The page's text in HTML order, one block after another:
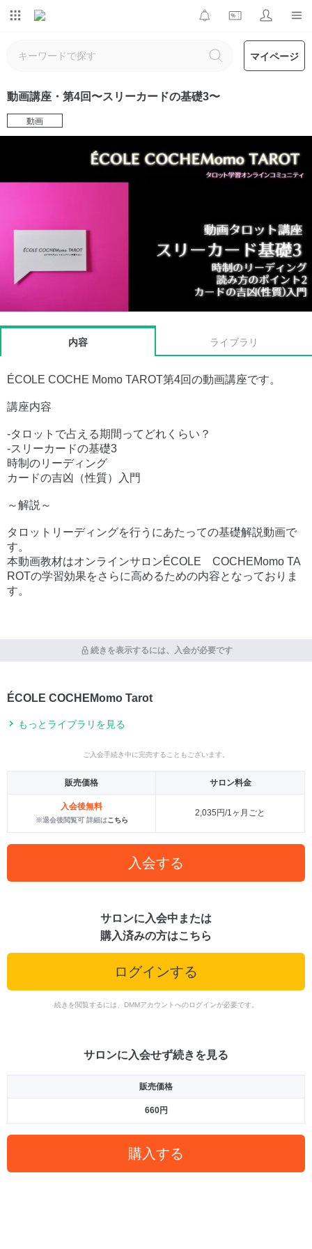
マイページ
動画講座・第4回〜スリーカードの基礎3〜
動画
内容 ライブラリ
ÉCOLE COCHE Momo TAROT第4回の動画講座です。
講座内容
-タロットで占える期間ってどれくらい？
-スリーカードの基礎3
時制のリーディング
カードの吉凶（性質）入門
～解説～
タロットリーディングを行うにあたっての基礎解説動画で
す。
本動画教材はオンラインサロンÉCOLE COCHEMomo TA
ROTの学習効果をさらに高めるための内容となっておりま
す。
続きを表示するには、入会が必要です
ÉCOLE COCHEMomo Tarot
もっとライブラリを見る
ご入会手続き中に完売することもございます。
販売価格 サロン料金
入会後無料
※退会後閲覧可 詳細はこちら
2,035円/1ヶ月ごと
入会する
サロンに入会中または
購入済みの方はこちら
ログインする
続きを閲覧するには、DMMアカウントへのログインが必要です。
サロンに入会せず続きを見る
販売価格
660円
購入する